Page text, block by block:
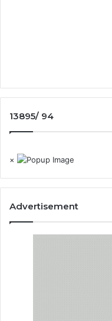
13895/ 94
×
Advertisement